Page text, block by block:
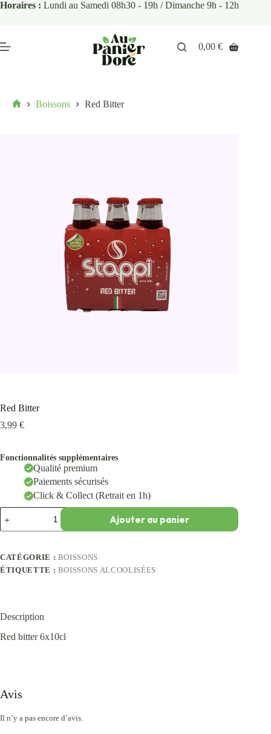
Horaires : Lundi au Samedi 08h30 - 19h / Dimanche 9h - 12h
0,00€
Boissons Red Bitter
Red Bitter
3,99 €
Fonctionnalités supplémentaires
Qualité premium
Paiements sécurisés
Click & Collect (Retrait en 1h)
Ajouter au panier
CATÉGORIE : BOISSONS
ÉTIQUETTE : BOISSONS ALCOOLISÉES
Description
Red bitter 6x10cl
Avis
Il n’y a pas encore d’avis.